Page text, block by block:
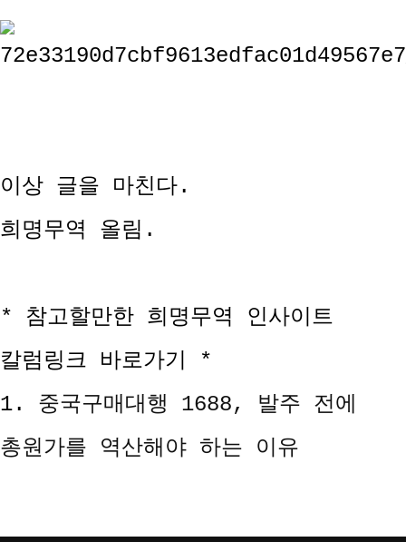
이상 글을 마친다.
희명무역 올림.
* 참고할만한 희명무역 인사이트
칼럼링크 바로가기 *
1. 중국구매대행 1688, 발주 전에
총원가를 역산해야 하는 이유